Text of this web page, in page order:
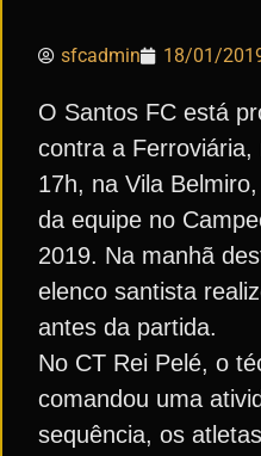
sfcadmin 18/01/
O Santos FC está
contra a
17h, na Vila
da equipe no
2019. Na manhã
elenco santista
antes da partida.
No CT Rei Pelé, o
comandou uma
sequência, os